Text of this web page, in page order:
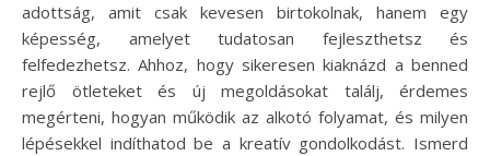
adottság, amit csak kevesen birtokolnak, hanem egy
képesség, amelyet tudatosan fejleszthetsz és
felfedezhetsz. Ahhoz, hogy sikeresen kiaknázd a benned
rejlő ötleteket és új megoldásokat találj, érdemes
megérteni, hogyan működik az alkotó folyamat, és milyen
lépésekkel indíthatod be a kreatív gondolkodást. Ismerd